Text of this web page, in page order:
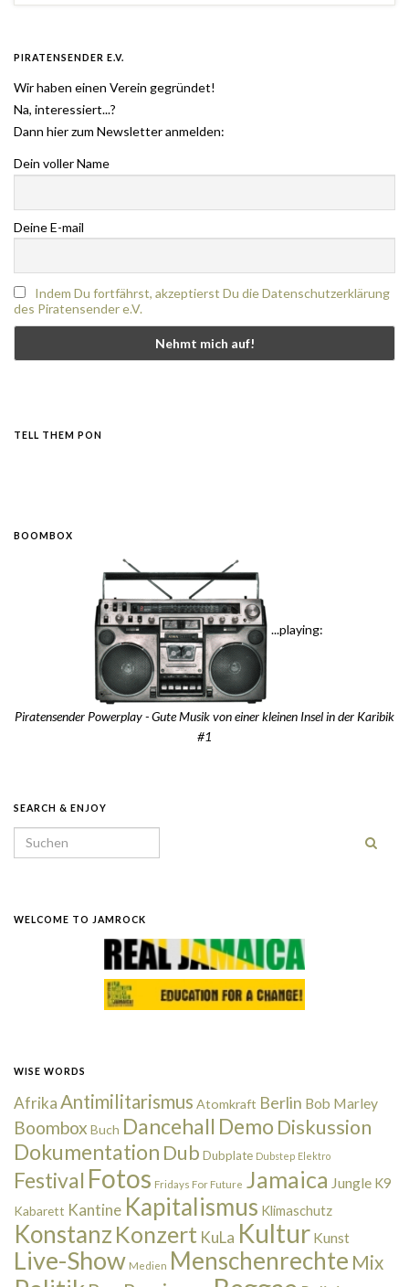
PIRATENSENDER E.V.
Wir haben einen Verein gegründet!
Na, interessiert...?
Dann hier zum Newsletter anmelden:
Dein voller Name
Deine E-mail
Indem Du fortfährst, akzeptierst Du die Datenschutzerklärung
des Piratensender e.V.
TELL THEM PON
BOOMBOX
...playing:
Piratensender Powerplay - Gute Musik von einer kleinen Insel in der Karibik
#1
SEARCH & ENJOY
Search for:
WELCOME TO JAMROCK
WISE WORDS
AfrikaAntimilitarismus Atomkraft Berlin Bob Marley
Boombox Buch Dancehall Demo Diskussion
Dokumentation Dub Dubplate Dubstep Elektro
Festival Fotos Fridays For Future Jamaica Jungle K9
Kabarett Kantine Kapitalismus Klimaschutz
Konstanz Konzert KuLa Kultur Kunst
Live-Show Medien Menschenrechte Mix